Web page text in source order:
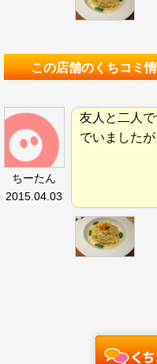
この店舗のくちコミ
ちーたん
2015.04.03
友人と二人
でいましたが